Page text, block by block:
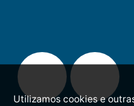
Utilizamos cookies e